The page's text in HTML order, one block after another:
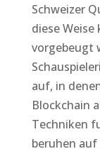
Schweizer
diese
vorgebeugt
auf, in
Blockchain
Techniken
beruhen